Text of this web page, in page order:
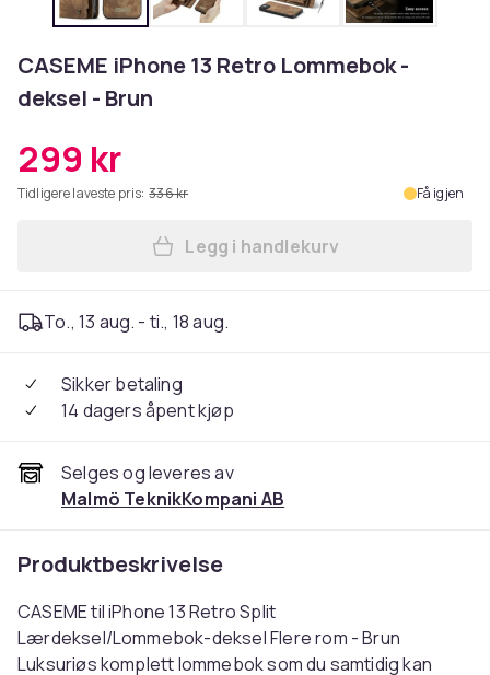
CASEME iPhone 13 Retro Lommebok -
deksel - Brun
299 kr
Tidligere laveste pris: 336 kr Få igjen
Legg CASEME iPhone 13
Legg i handlekurv
To., 13 aug. - ti., 18 aug.
Sikker betaling
14 dagers åpent kjøp
Selges og leveres av
Malmö TeknikKompani AB
Produktbeskrivelse
CASEME til iPhone 13 Retro Split
Lærdeksel/Lommebok-deksel Flere rom - Brun
Luksuriøs komplett lommebok som du samtidig kan